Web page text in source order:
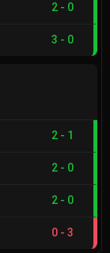
2 - 0
3 - 0
2 - 1
2 - 0
2 - 0
0 - 3